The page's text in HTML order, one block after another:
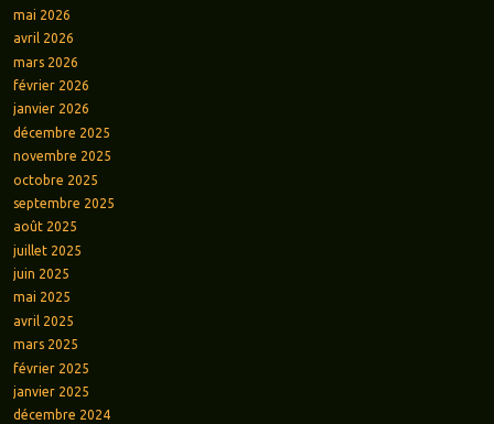
mai 2026
avril 2026
mars 2026
février 2026
janvier 2026
décembre 2025
novembre 2025
octobre 2025
septembre 2025
août 2025
juillet 2025
juin 2025
mai 2025
avril 2025
mars 2025
février 2025
janvier 2025
décembre 2024